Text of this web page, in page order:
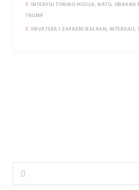
INTERVJU TONINO PICULA, NATO, OBRANA
TRUMP
HRVATSKA I ZAPADNI BALKAN, INTERVJUI,